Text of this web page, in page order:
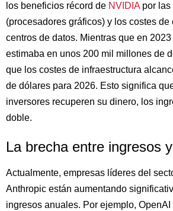
los beneficios récord de NVIDIA por las
(procesadores gráficos) y los costes de
centros de datos. Mientras que en
estimaba en unos 200 mil millones de
que los costes de infraestructura
de dólares para 2026. Esto significa
inversores recuperen su dinero, los
doble.
La brecha entre ingresos
Actualmente, empresas líderes del
Anthropic están aumentando
ingresos anuales. Por ejemplo,